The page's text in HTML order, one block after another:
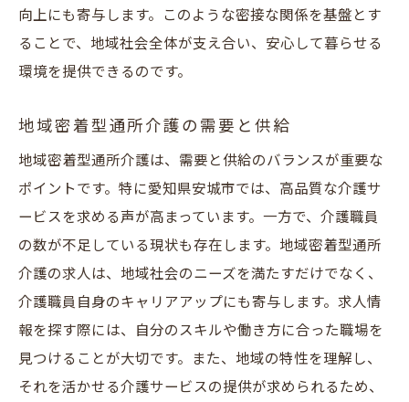
安城市でのキャリア形成のチャンス
地域密着型通所介護でのキャリアアップ
独自のキャリアパスを築く方法
安城市で実現する理想の働き方
安城市での地域密着型通所介護求人地域に根ざ
した働き方
安城市での求人情報を徹底解説
地域密着型通所介護での職場選び
安城市での働き方と生活の両立
向上にも寄与します。このような密接な関係を基盤とす
ることで、地域社会全体が支え合い、安心して暮らせる
環境を提供できるのです。
地域密着型通所介護の需要と供給
地域密着型通所介護は、需要と供給のバランスが重要な
ポイントです。特に愛知県安城市では、高品質な介護サ
ービスを求める声が高まっています。一方で、介護職員
の数が不足している現状も存在します。地域密着型通所
介護の求人は、地域社会のニーズを満たすだけでなく、
介護職員自身のキャリアアップにも寄与します。求人情
報を探す際には、自分のスキルや働き方に合った職場を
見つけることが大切です。また、地域の特性を理解し、
それを活かせる介護サービスの提供が求められるため、